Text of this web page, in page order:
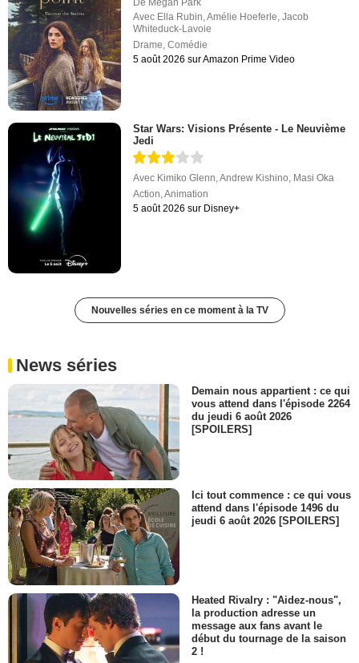
De Megan Park
Avec Ella Rubin,Amélie Hoeferle,Jacob
Whiteduck-Lavoie
Drame,Comédie
5 août 2026 sur Amazon Prime Video
Star Wars: Visions Présente - Le Neuvième
Jedi
Avec Kimiko Glenn ,Andrew Kishino Masi Oka
Action ,Animation
5 août 2026 sur Disney+
Nouvelles séries en ce moment à la TV
News séries
Demain nous appartient : ce qui
vous attend dans l'épisode 2264
du jeudi 6 août 2026
[SPOILERS]
Ici tout commence : ce qui vous
attend dans l'épisode 1496 du
jeudi 6 août 2026 [SPOILERS]
Heated Rivalry : "Aidez-nous",
la production adresse un
message aux fans avant le
début du tournage de la saison
2 !